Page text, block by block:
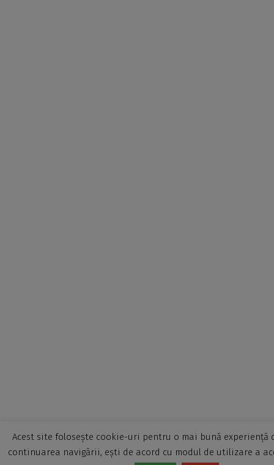
Acest site folosește cookie-uri pentru o mai bună experiență
continuarea navigării, ești de acord cu modul de utilizare a